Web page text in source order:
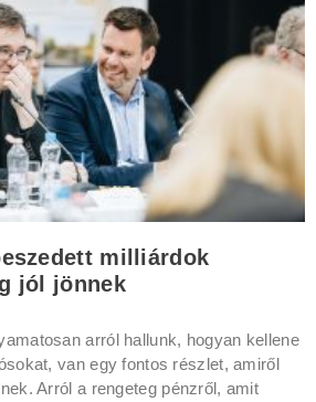
milliárdok
jól jönnek
arról hallunk, hogyan kellene
van egy fontos részlet, amiről
Arról a rengeteg pénzről, amit